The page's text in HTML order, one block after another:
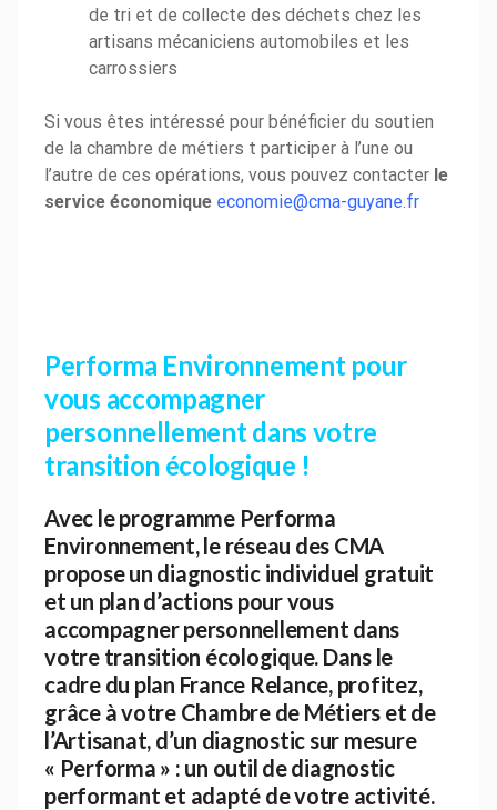
de tri et de collecte des déchets chez les
artisans mécaniciens automobiles et les
carrossiers
Si vous êtes intéressé pour bénéficier du soutien
de la chambre de métiers t participer à l’une ou
l’autre de ces opérations, vous pouvez contacter le
service économique economie@cma-guyane.fr
Performa Environnement pour
vous accompagner
personnellement dans votre
transition écologique !
Avec le programme Performa
Environnement, le réseau des CMA
propose un diagnostic individuel gratuit
et un plan d’actions pour vous
accompagner personnellement dans
votre transition écologique. Dans le
cadre du plan France Relance, profitez,
grâce à votre Chambre de Métiers et de
l’Artisanat, d’un diagnostic sur mesure
« Performa » : un outil de diagnostic
performant et adapté de votre activité.